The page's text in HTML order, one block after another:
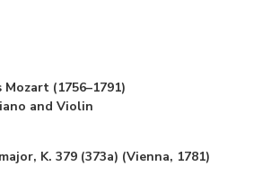
(1756–1791)
and Violin
K. 379 (373a) (Vienna, 1781)